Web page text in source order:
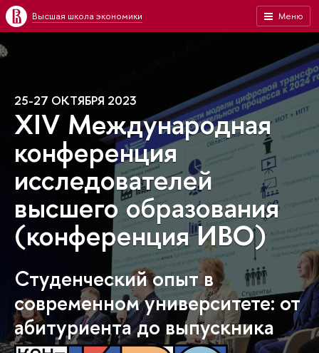
Меню
Высшая школа экономики
25-27 ОКТЯБРЯ 2023
XIV Международная
конференция
исследователей
высшего образования
(конференция ИВО)
Студенческий опыт в
современном университете: от
абитуриента до выпускника